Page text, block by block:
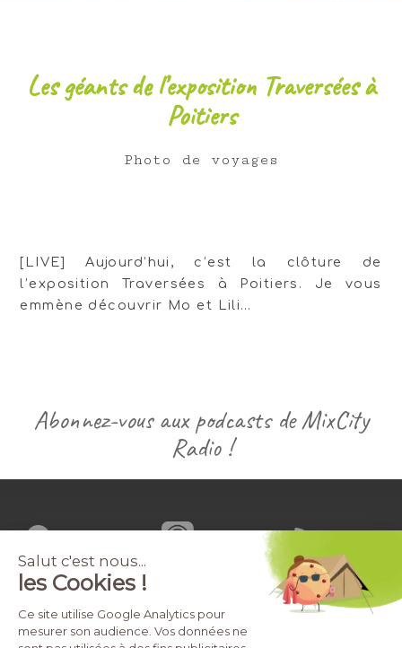
Les géants de l’exposition Traversées à
Poitiers
Photo de voyages
[LIVE] Aujourd’hui, c’est la clôture de
l’exposition Traversées à Poitiers. Je vous
emmène découvrir Mo et Lili…
Abonnez-vous aux podcasts de MixCity
Radio !
© 2026 MixCity Interactive • Mentions légales